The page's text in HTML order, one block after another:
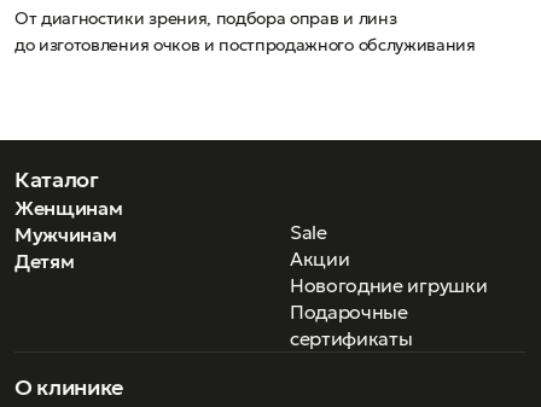
От диагностики зрения, подбора оправ и линз
до изготовления очков и постпродажного обслуживания
Каталог
Женщинам
Мужчинам
Детям
Sale
Акции
Новогодние игрушки
Подарочные
сертификаты
О клинике